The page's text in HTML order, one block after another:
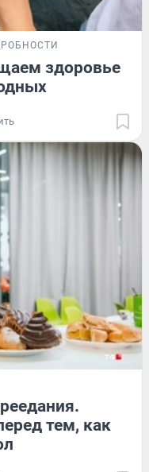
здоровье
тем, как